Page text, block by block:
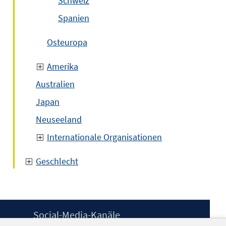
Spanien
Osteuropa
Amerika
Australien
Japan
Neuseeland
Internationale Organisationen
Geschlecht
Social-Media-Kanäle